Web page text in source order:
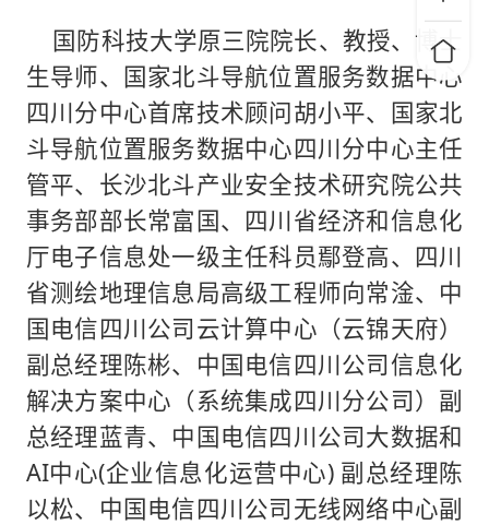
国防科技大学原三院院长、教授、博士
生导师、国家北斗导航位置服务数据中心
四川分中心首席技术顾问胡小平、国家北
斗导航位置服务数据中心四川分中心主任
管平、长沙北斗产业安全技术研究院公共
事务部部长常富国、四川省经济和信息化
厅电子信息处一级主任科员鄢登高、四川
省测绘地理信息局高级工程师向常淦、中
国电信四川公司云计算中心（云锦天府）
副总经理陈彬、中国电信四川公司信息化
解决方案中心（系统集成四川分公司）副
总经理蓝青、中国电信四川公司大数据和
AI中心(企业信息化运营中心) 副总经理陈
以松、中国电信四川公司无线网络中心副